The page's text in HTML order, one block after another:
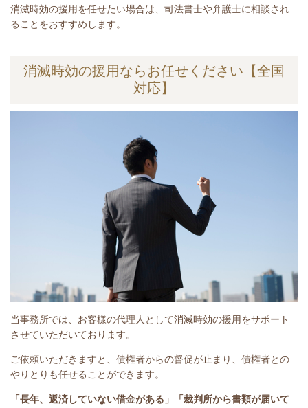
消滅時効の援用を任せたい場合は、司法書士や弁護士に相談され
ることをおすすめします。
消滅時効の援用ならお任せください【全国
対応】
当事務所では、お客様の代理人として消滅時効の援用をサポート
させていただいております。
ご依頼いただきますと、債権者からの督促が止まり、債権者との
やりとりも任せることができます。
「長年、返済していない借金がある」
「裁判所から書類が届いて